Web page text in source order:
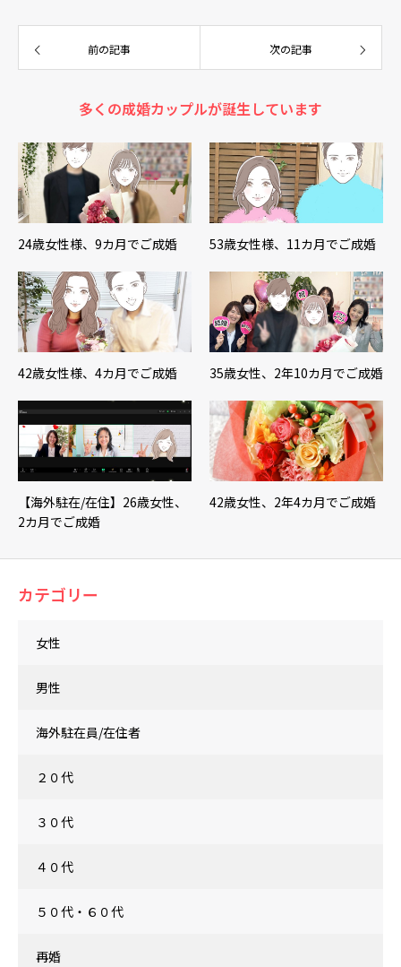
前の記事 次の記事
多くの成婚カップルが誕生しています
24歳女性様、9カ月でご成婚 53歳女性様、11カ月でご成婚
42歳女性様、4カ月でご成婚 35歳女性、2年10カ月でご成婚
【海外駐在/在住】26歳女性、
2カ月でご成婚
42歳女性、2年4カ月でご成婚
カテゴリー
女性
男性
海外駐在員/在住者
２０代
３０代
４０代
５０代・６０代
再婚